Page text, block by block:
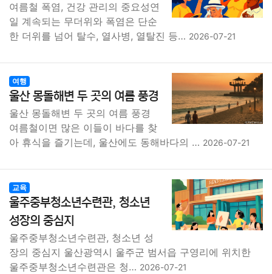
여름철 폭염, 건강 관리의 중요성연
일 계속되는 무더위와 폭염은 단순
한 더위를 넘어 탈수, 열사병, 열탈진 등… 2026-07-21
여행
울산 몽돌해변 두 곳의 여름 풍경
울산 몽돌해변 두 곳의 여름 풍경
여름철이면 많은 이들이 바다를 찾
아 휴식을 즐기는데, 울산에도 동해바다의 … 2026-07-21
교육
울주중부청소년수련관, 청소년
성장의 중심지
울주중부청소년수련관, 청소년 성
장의 중심지 울산광역시 울주군 범서읍 구영리에 위치한
울주중부청소년수련관은 청… 2026-07-21